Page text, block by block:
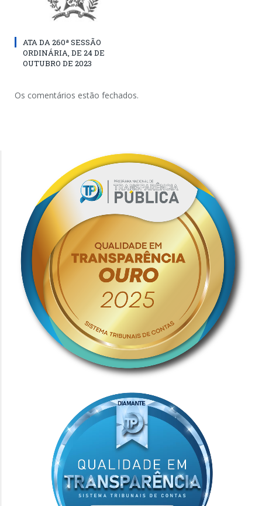
ATA DA 260ª SESSÃO
ORDINÁRIA, DE 24 DE
OUTUBRO DE 2023
Os comentários estão fechados.